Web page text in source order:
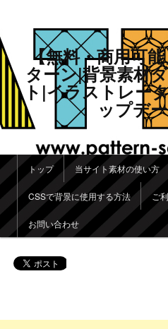
【無料・商用可
ターン|背景素材
ト|イラストレー
ップデ
メインメニュー
メインコンテンツへ移動
サブコンテンツへ移動
トップ 当サイト素材の使い方
CSSで背景に使用する方法 ご
お問い合わせ